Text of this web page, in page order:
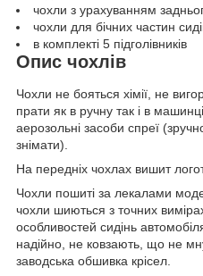
чохли з урахуванням
чохли для бічних частин
в комплекті 5 підголівників
Опис чохлів
Чохли не бояться хімії, не
прати як в ручну так і в
аерозольні засоби спреї
знімати).
На передніх чохлах вишит
Чохли пошиті за лекалами
чохли шиються з точних
особливостей сидінь
надійно, не ковзають, що не
заводська обшивка крісел.